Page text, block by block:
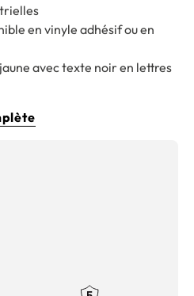
en vinyle adhésif ou en
avec texte noir en lettres